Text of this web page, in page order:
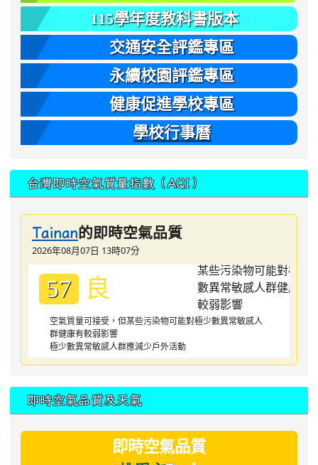
115學年度教科書版本
交通安全評鑑專區
永續校園評鑑專區
健康促進學校專區
學校行事曆
台灣即時空氣質量指數（AQI）
Tainan的即時空氣品質
2026年08月07日 13時07分
57 良
空氣質量可接受，但某些污染物可能對極少數異常敏感人
群健康有較弱影響
極少數異常敏感人群應減少戶外活動
即時空氣品質及天氣
即時空氣品質